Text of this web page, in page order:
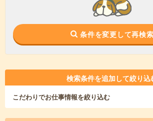
条件を変更して再検索
検索条件を追加して絞り込
こだわりでお仕事情報を絞り込む